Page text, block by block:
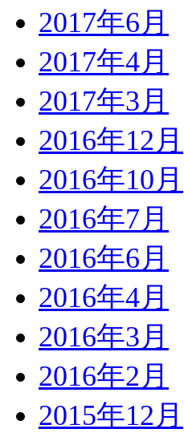
2017年6月
2017年4月
2017年3月
2016年12月
2016年10月
2016年7月
2016年6月
2016年4月
2016年3月
2016年2月
2015年12月